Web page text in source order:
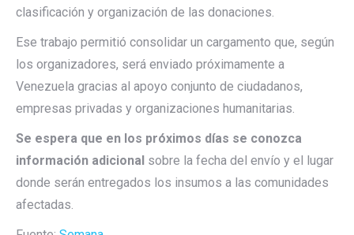
clasificación y organización de las donaciones.
Ese trabajo permitió consolidar un cargamento que, según
los organizadores, será enviado próximamente a
Venezuela gracias al apoyo conjunto de ciudadanos,
empresas privadas y organizaciones humanitarias.
Se espera que en los próximos días se conozca
información adicional sobre la fecha del envío y el lugar
donde serán entregados los insumos a las comunidades
afectadas.